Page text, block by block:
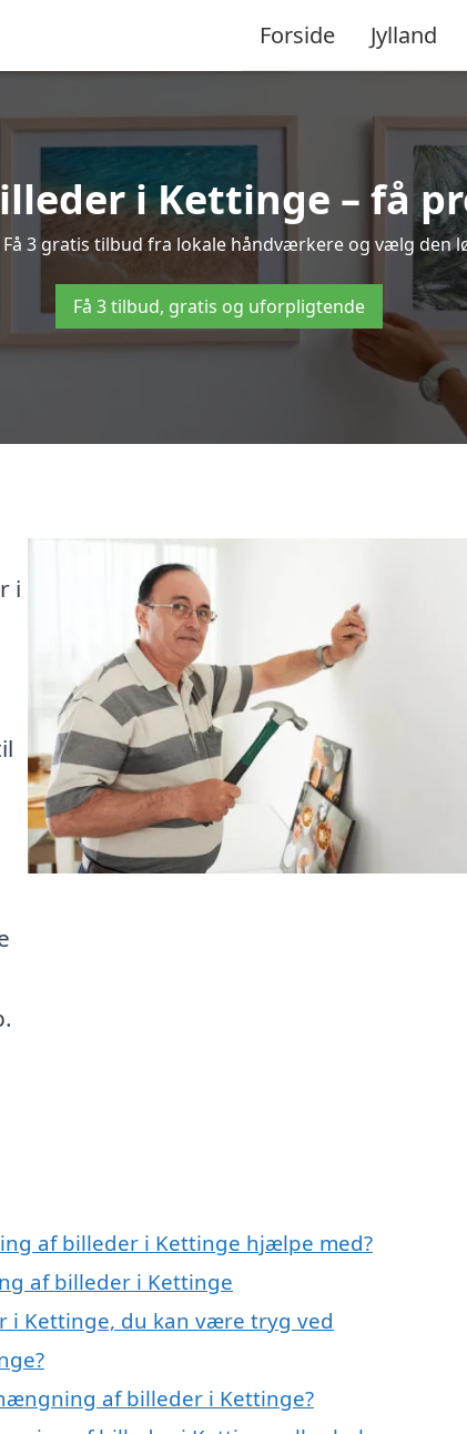
Forside Jylland
i Kettinge – få
3 gratis tilbud fra lokale håndværkere og vælg den
Få 3 tilbud, gratis og uforpligtende
i
af billeder i Kettinge hjælpe med?
af billeder i Kettinge
i Kettinge, du kan være tryg ved
af billeder i Kettinge?